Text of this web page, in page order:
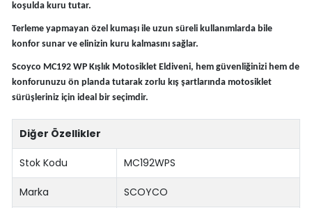
koşulda kuru tutar.
Terleme yapmayan özel kumaşı ile uzun süreli kullanımlarda bile
konfor sunar ve elinizin kuru kalmasını sağlar.
Scoyco MC192 WP Kışlık Motosiklet Eldiveni, hem güvenliğinizi hem de
konforunuzu ön planda tutarak zorlu kış şartlarında motosiklet
sürüşleriniz için ideal bir seçimdir.
Diğer Özellikler
Stok Kodu MC192WPS
Marka SCOYCO